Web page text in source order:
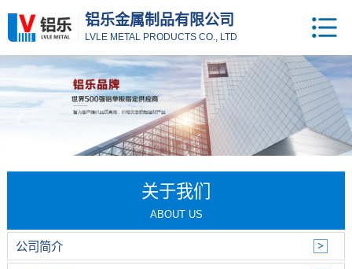
铝乐金属制品有限公司
LVLE METAL PRODUCTS CO., LTD
关于我们
ABOUT US
公司简介